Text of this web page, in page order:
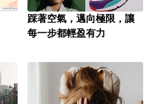
踩著空氣，邁向極限，讓
每一步都輕盈有力